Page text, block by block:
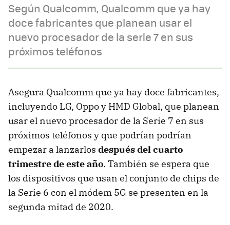
Según Qualcomm, Qualcomm que ya hay
doce fabricantes que planean usar el
nuevo procesador de la serie 7 en sus
próximos teléfonos
Asegura Qualcomm que ya hay doce fabricantes,
incluyendo LG, Oppo y HMD Global, que planean
usar el nuevo procesador de la Serie 7 en sus
próximos teléfonos y que podrían podrían
empezar a lanzarlos después del cuarto
trimestre de este año. También se espera que
los dispositivos que usan el conjunto de chips de
la Serie 6 con el módem 5G se presenten en la
segunda mitad de 2020.